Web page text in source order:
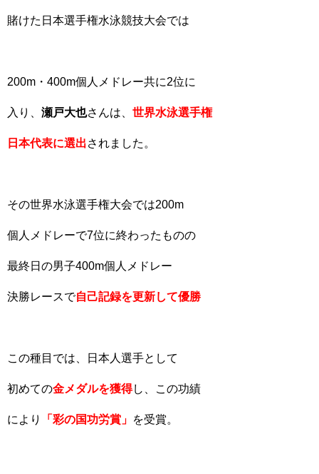
賭けた日本選手権水泳競技大会では
200m・400m個人メドレー共に2位に
入り、 瀬戸大也さんは、 世界水泳選手権
日本代表に選出されました。
その世界水泳選手権大会では200m
個人メドレーで7位に終わったものの
最終日の男子400m個人メドレー
決勝レースで自己記録を更新して優勝
この種目では、日本人選手として
初めての金メダルを獲得し、この功績
により 「彩の国功労賞」 を受賞。